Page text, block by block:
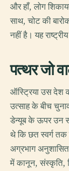
और हाँ, लोग
साथ, चोट की
नहीं है। यह
पत्थर जो
ऑस्ट्रिया उस देश
उत्साह के बीच
डेन्यूब के ऊपर उन
थे कि छत स्वर्ग तक
अग्रभाग
में कानून, संस्कृति,